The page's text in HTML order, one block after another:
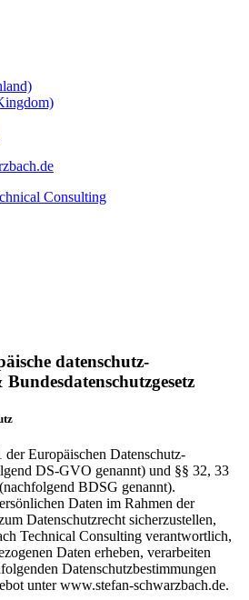
datenschutz-
Europäischen Datenschutz-
DS-GVO genannt) und §§ 32, 33
BDSG genannt).
Daten im Rahmen der
Datenschutzrecht sicherzustellen,
Technical Consulting verantwortlich,
Daten erheben, verarbeiten
Datenschutzbestimmungen
unter www.stefan-schwarzbach.de.